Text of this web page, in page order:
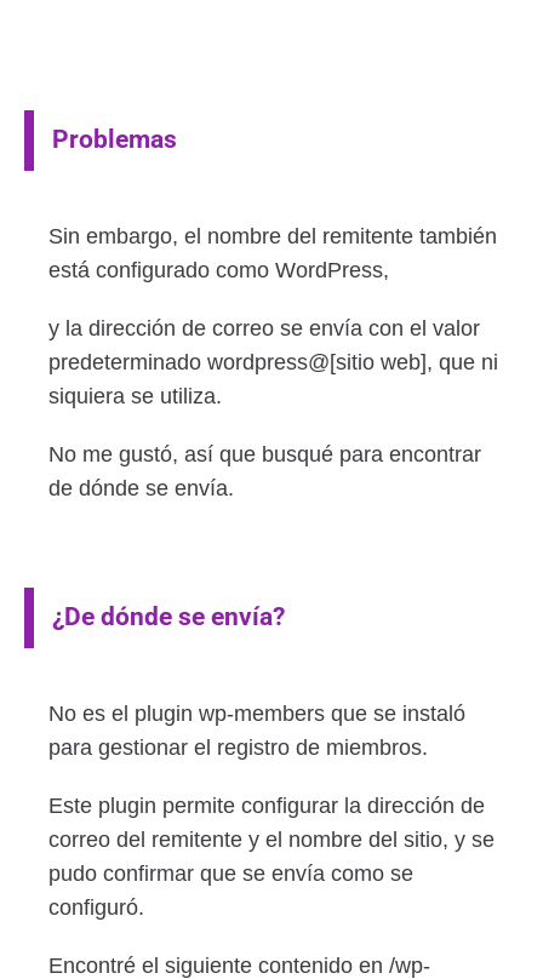
Problemas
Sin embargo, el nombre del remitente también
está configurado como WordPress,
y la dirección de correo se envía con el valor
predeterminado wordpress@[sitio web], que ni
siquiera se utiliza.
No me gustó, así que busqué para encontrar
de dónde se envía.
¿De dónde se envía?
No es el plugin wp-members que se instaló
para gestionar el registro de miembros.
Este plugin permite configurar la dirección de
correo del remitente y el nombre del sitio, y se
pudo confirmar que se envía como se
configuró.
Encontré el siguiente contenido en /wp-